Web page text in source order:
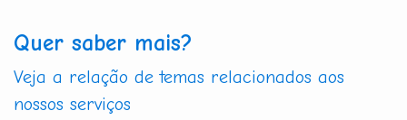
Quer saber mais?
Veja a relação de temas relacionados aos
nossos serviços